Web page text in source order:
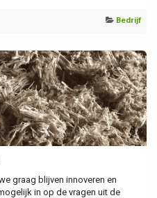
Bedrijf
graag blijven innoveren en
in op de vragen uit de